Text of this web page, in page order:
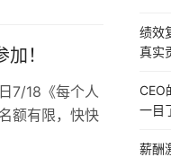
！
7/18《每个人
额有限，快快
绩效
真实
一目
薪酬